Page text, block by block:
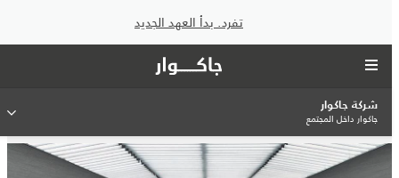
تفرد. بدأ العهد الجديد
شركة جاكوار
جاكوار داخل المجتمع